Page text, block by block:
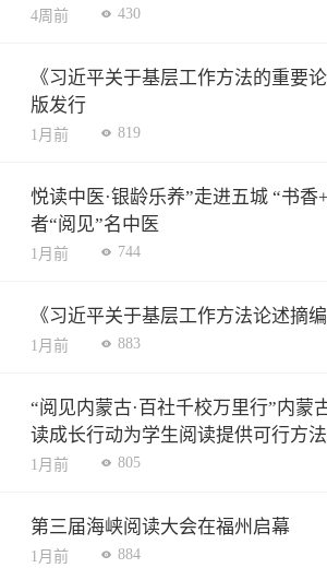
4周前 430
《习近平关于基层工作方法的重要
版发行
1月前 819
悦读中医·银龄乐养”走进五城 “书香
者“阅见”名中医
1月前 744
《习近平关于基层工作方法论述摘
1月前 883
“阅见内蒙古·百社千校万里行”内
读成长行动为学生阅读提供可行方法
1月前 805
第三届海峡阅读大会在福州启幕
1月前 884